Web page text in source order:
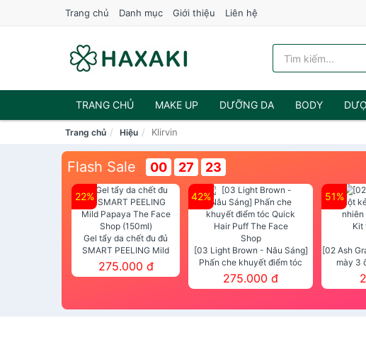
Trang chủ Danh mục Giới thiệu Liên hệ
TRANG CHỦ MAKE UP DƯỠNG DA BODY
NƯỚC HOA
Trang chủ Hiệu Klirvin
Flash Sale 00 27 23
22%
Gel tẩy da chết đu đủ
SMART PEELING Mild
Papaya The Face Shop
(150ml)
275.000 đ
42%
[03 Light Brown - Nâu Sáng]
Phấn che khuyết điểm tóc
Quick Hair Puff The Face Shop
275.000 đ
51%
[02 Ash
mày 3
Powder